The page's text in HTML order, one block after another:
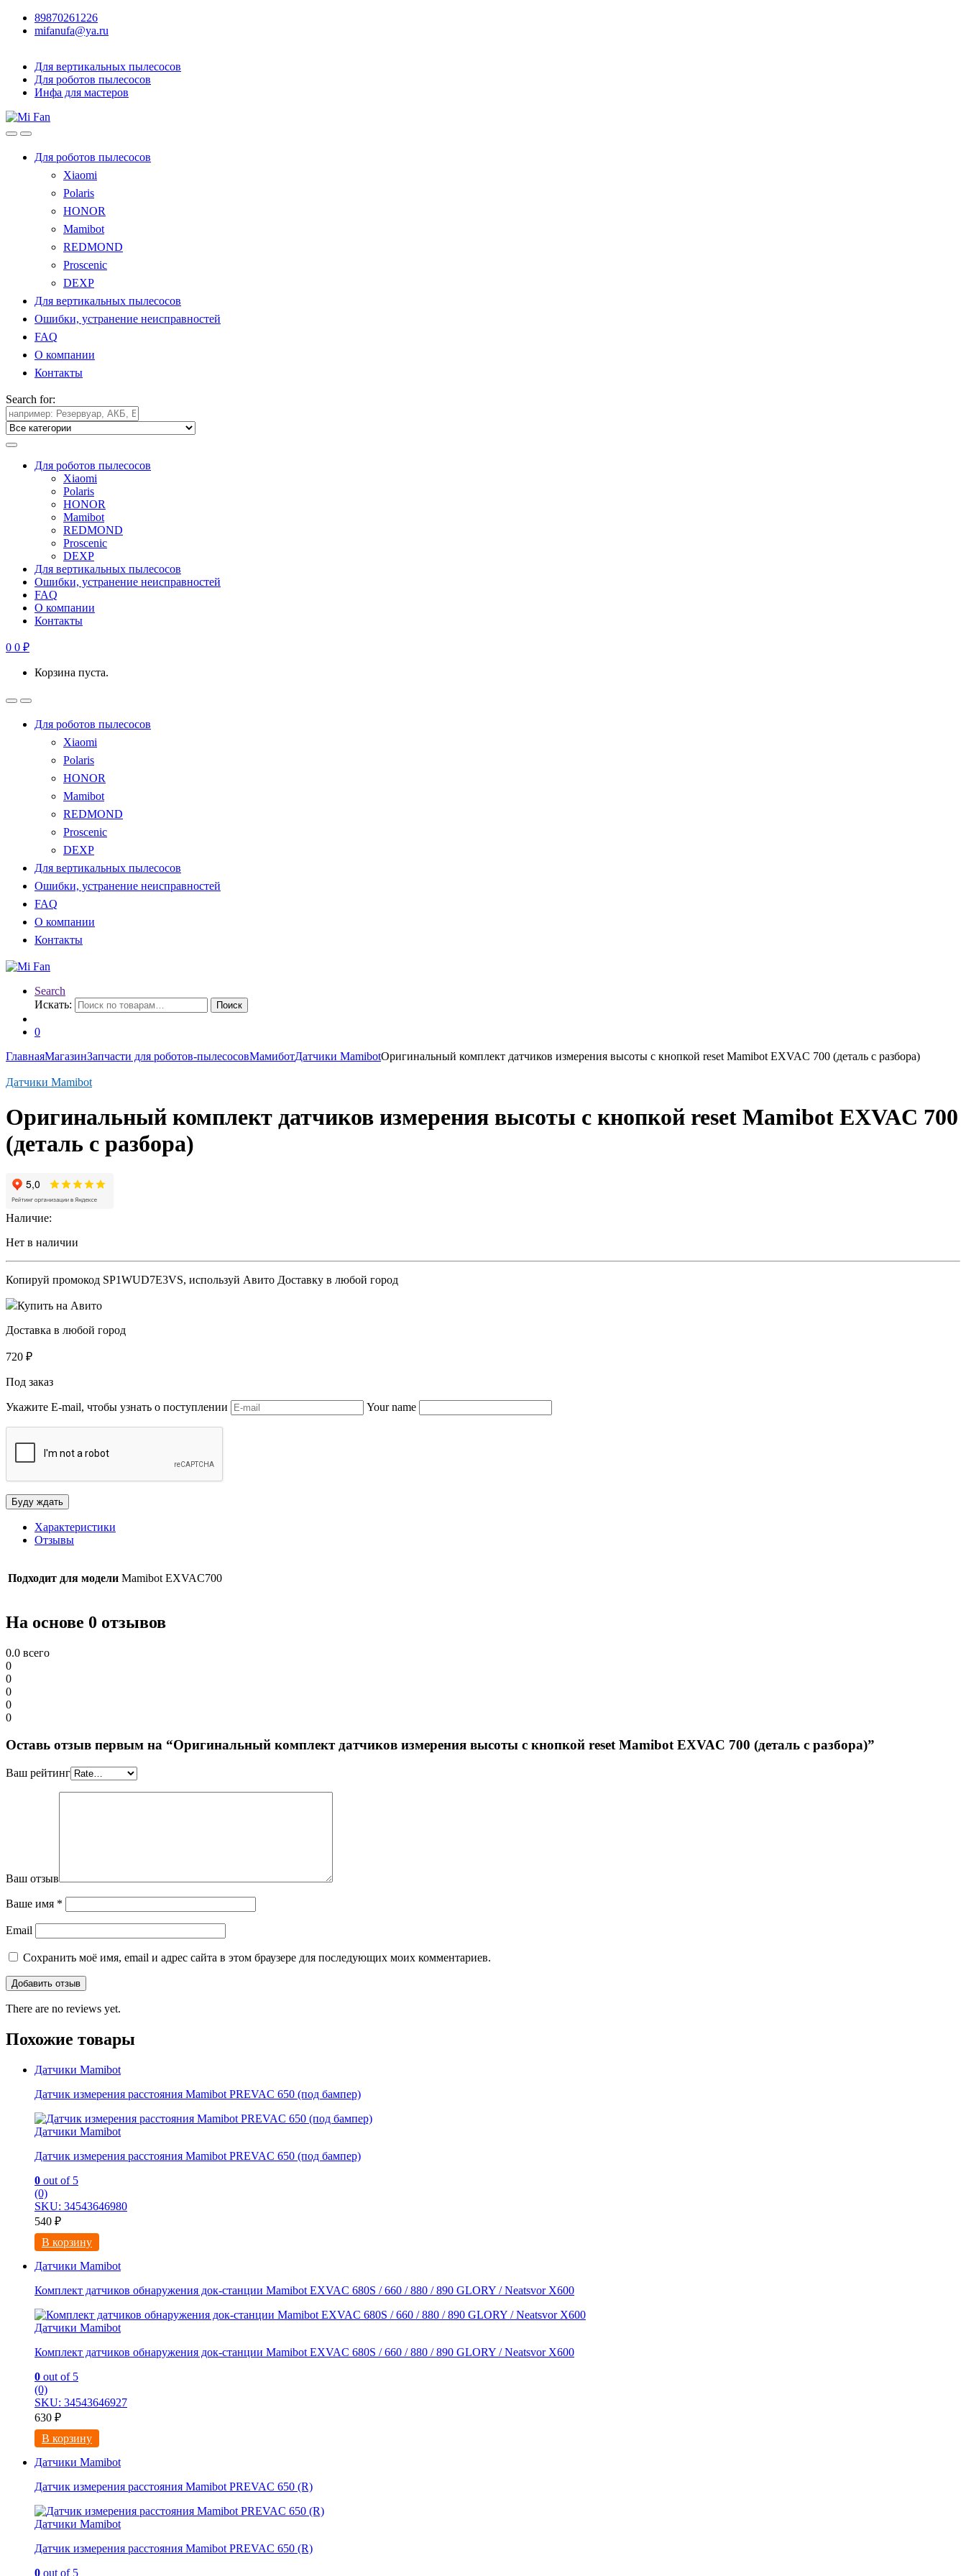
89870261226
mifanufa@ya.ru
Для вертикальных пылесосов
Для роботов пылесосов
Инфа для мастеров
Для роботов пылесосов
Xiaomi
Polaris
HONOR
Mamibot
REDMOND
Proscenic
DEXP
Для вертикальных пылесосов
Ошибки, устранение неисправностей
FAQ
О компании
Контакты
Search for:
Для роботов пылесосов
Xiaomi
Polaris
HONOR
Mamibot
REDMOND
Proscenic
DEXP
Для вертикальных пылесосов
Ошибки, устранение неисправностей
FAQ
О компании
Контакты
0 0 ₽
Корзина пуста.
Для роботов пылесосов
Xiaomi
Polaris
HONOR
Mamibot
REDMOND
Proscenic
DEXP
Для вертикальных пылесосов
Ошибки, устранение неисправностей
FAQ
О компании
Контакты
Search
Искать:
Поиск
0
ГлавнаяМагазинЗапчасти для роботов-пылесосовМамиботДатчики MamibotОригинальный комплект датчиков измерения высоты с кнопкой reset Mamibot EXVAC 700 (деталь с разбора)
Датчики Mamibot
Оригинальный комплект датчиков измерения высоты с кнопкой reset Mamibot EXVAC 700
(деталь с разбора)
Наличие:
Нет в наличии
Копируй промокод SP1WUD7E3VS, используй Авито Доставку в любой город
Купить на Авито
Доставка в любой город
720 ₽
Под заказ
Укажите E-mail, чтобы узнать о поступлении Your name
Характеристики
Отзывы
Подходит для модели Mamibot EXVAC700
На основе 0 отзывов
0.0 всего
0
0
0
0
0
Оставь отзыв первым на “Оригинальный комплект датчиков измерения высоты с кнопкой reset Mamibot EXVAC 700 (деталь с разбора)”
Ваш рейтинг
Ваш отзыв
Ваше имя *
Email
Сохранить моё имя, email и адрес сайта в этом браузере для последующих моих комментариев.
There are no reviews yet.
Похожие товары
Датчики Mamibot
Датчик измерения расстояния Mamibot PREVAC 650 (под бампер)
Датчики Mamibot
Датчик измерения расстояния Mamibot PREVAC 650 (под бампер)
0 out of 5
(0)
SKU: 34543646980
540 ₽
В корзину
Датчики Mamibot
Комплект датчиков обнаружения док-станции Mamibot EXVAC 680S / 660 / 880 / 890 GLORY / Neatsvor X600
Датчики Mamibot
Комплект датчиков обнаружения док-станции Mamibot EXVAC 680S / 660 / 880 / 890 GLORY / Neatsvor X600
0 out of 5
(0)
SKU: 34543646927
630 ₽
В корзину
Датчики Mamibot
Датчик измерения расстояния Mamibot PREVAC 650 (R)
Датчики Mamibot
Датчик измерения расстояния Mamibot PREVAC 650 (R)
0 out of 5